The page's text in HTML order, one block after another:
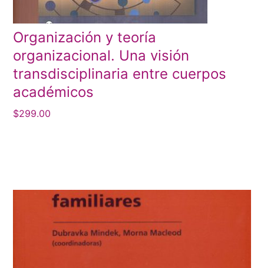
Organización y teoría
organizacional. Una visión
transdisciplinaria entre cuerpos
académicos
$299.00